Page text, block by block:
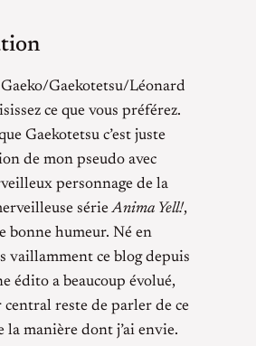
Gaeko/Gaekotetsu/Léonard
ce que vous préférez.
Gaekotetsu c’est juste
de mon pseudo avec
personnage de la
sérieAnima Yell!,
bonne humeur. Né en
vaillamment ce blog depuis
édito a beaucoup évolué,
reste de parler de ce
la manière dont j’ai envie.